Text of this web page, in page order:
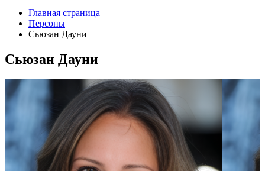
Главная страница
Персоны
Сьюзан Дауни
Сьюзан Дауни